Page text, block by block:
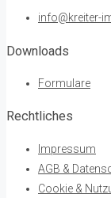
info@kreiter-
Downloads
Formulare
Rechtliches
Impressum
AGB &
Cookie &